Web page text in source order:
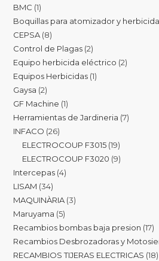
BMC 1
Boquillas para atomizador y herbicida
CEPSA 8
Control de Plagas 2
Equipo herbicida eléctrico 2
Equipos Herbicidas 1
Gaysa 2
GF Machine 1
Herramientas de Jardineria 7
INFACO 26
ELECTROCOUP F3015 19
ELECTROCOUP F3020 9
Intercepas 4
LISAM 34
MAQUINÀRIA 3
Maruyama 5
Recambios bombas baja presion 17
Recambios Desbrozadoras y
RECAMBIOS TIJERAS ELECTRICAS 18